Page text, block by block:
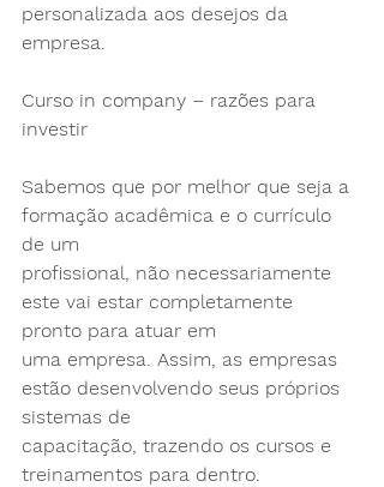
personalizada aos desejos da
empresa.
Curso in company – razões para
investir
Sabemos que por melhor que seja a
formação acadêmica e o currículo
de um
profissional, não necessariamente
este vai estar completamente
pronto para atuar em
uma empresa. Assim, as empresas
estão desenvolvendo seus próprios
sistemas de
capacitação, trazendo os cursos e
treinamentos para dentro.